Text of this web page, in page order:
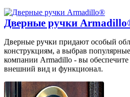
Дверные ручки
Дверные ручки придают особый
конструкциям, а выбрав
компании Armadillo - вы
внешний вид и функционал.